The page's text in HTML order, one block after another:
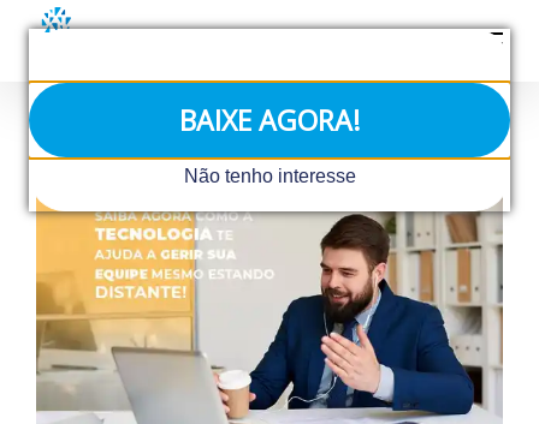
BAIXE AGORA!
Não tenho interesse
conteúdo